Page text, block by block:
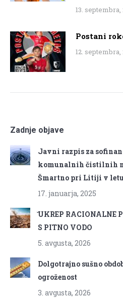
13. septembra,
Postani
12. septembra,
Zadnje objave
Javni razpis za
komunalnih čistilnih
Šmartno pri Litiji v
17. januarja, 2025
̌UKREP RACIONALNE
S PITNO VODO
5. avgusta, 2026
Dolgotrajno sušno
ogroženost
3. avgusta, 2026